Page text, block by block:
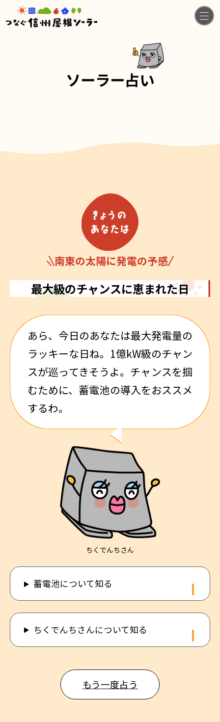
ソーラー占い
南東の太陽に発電の予感
最大級のチャンスに恵まれた日
ちくでんちさん
あら、今日のあなたは最大発電量の
ラッキーな日ね。1億kW級のチャン
スが巡ってきそうよ。チャンスを掴
むために、蓄電池の導入をおススメ
するわ。
蓄電池について知る
ちくでんちさんについて知る
もう一度占う